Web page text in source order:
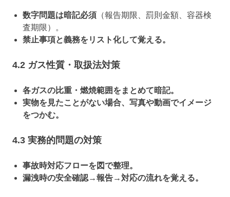
数字問題は暗記必須 （報告期限、罰則金額、容器検
査期限）。
禁止事項と義務をリスト化して覚える。
4.2 ガス性質・取扱法対策
各ガスの比重・燃焼範囲をまとめて暗記。
実物を見たことがない場合、写真や動画でイメージ
をつかむ。
4.3 実務的問題の対策
事故時対応フローを図で整理。
漏洩時の安全確認→報告→対応の流れを覚える。